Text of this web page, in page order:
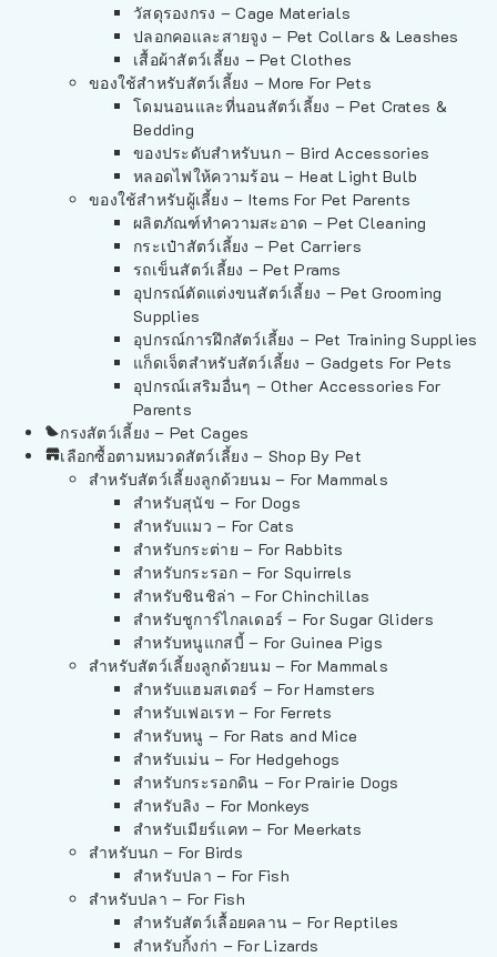
วัสดุรองกรง – Cage Materials
ปลอกคอและสายจูง – Pet Collars & Leashes
เสื้อผ้าสัตว์เลี้ยง – Pet Clothes
ของใช้สำหรับสัตว์เลี้ยง – More For Pets
โดมนอนและที่นอนสัตว์เลี้ยง – Pet Crates &
Bedding
ของประดับสำหรับนก – Bird Accessories
หลอดไฟให้ความร้อน – Heat Light Bulb
ของใช้สำหรับผู้เลี้ยง – Items For Pet Parents
ผลิตภัณฑ์ทำความสะอาด – Pet Cleaning
กระเป๋าสัตว์เลี้ยง – Pet Carriers
รถเข็นสัตว์เลี้ยง – Pet Prams
อุปกรณ์ตัดแต่งขนสัตว์เลี้ยง – Pet Grooming
Supplies
อุปกรณ์การฝึกสัตว์เลี้ยง – Pet Training Supplies
แก็ดเจ็ตสำหรับสัตว์เลี้ยง – Gadgets For Pets
อุปกรณ์เสริมอื่นๆ – Other Accessories For
Parents
กรงสัตว์เลี้ยง – Pet Cages
เลือกซื้อตามหมวดสัตว์เลี้ยง – Shop By Pet
สำหรับสัตว์เลี้ยงลูกด้วยนม – For Mammals
สำหรับสุนัข – For Dogs
สำหรับแมว – For Cats
สำหรับกระต่าย – For Rabbits
สำหรับกระรอก – For Squirrels
สำหรับชินชิล่า – For Chinchillas
สำหรับชูการ์ไกลเดอร์ – For Sugar Gliders
สำหรับหนูแกสบี้ – For Guinea Pigs
สำหรับสัตว์เลี้ยงลูกด้วยนม – For Mammals
สำหรับแฮมสเตอร์ – For Hamsters
สำหรับเฟอเรท – For Ferrets
สำหรับหนู – For Rats and Mice
สำหรับเม่น – For Hedgehogs
สำหรับกระรอกดิน – For Prairie Dogs
สำหรับลิง – For Monkeys
สำหรับเมียร์แคท – For Meerkats
สำหรับนก – For Birds
สำหรับปลา – For Fish
สำหรับปลา – For Fish
สำหรับสัตว์เลื้อยคลาน – For Reptiles
สำหรับกิ้งก่า – For Lizards